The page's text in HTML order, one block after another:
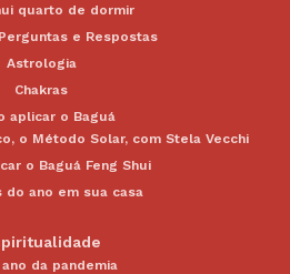
quarto de dormir
e Respostas
Astrologia
Chakras
aplicar o Baguá
o Método Solar, com Stela Vecchi
o Baguá Feng Shui
do ano em sua casa
da pandemia